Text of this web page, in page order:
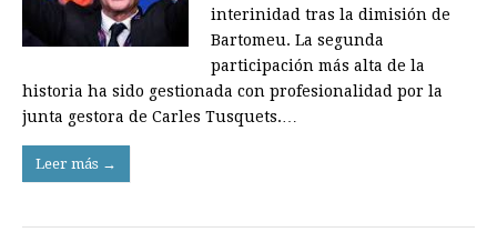
interinidad tras la dimisión de
Bartomeu. La segunda
participación más alta de la
historia ha sido gestionada con profesionalidad por la
junta gestora de Carles Tusquets.…
Leer más →